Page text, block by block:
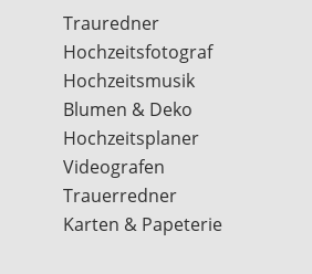
Trauredner
Hochzeitsfotograf
Hochzeitsmusik
Blumen & Deko
Hochzeitsplaner
Videografen
Trauerredner
Karten & Papeterie